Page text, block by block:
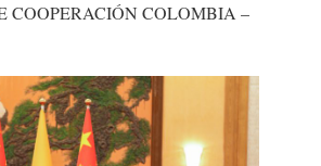
COOPERACIÓN COLOMBIA –